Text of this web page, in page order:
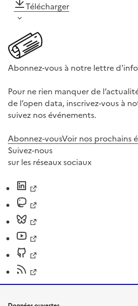
Télécharger
Abonnez-vous à notre lettre
Pour ne rien manquer de
de l’open data, inscrivez-vous à
suivez nos événements.
Abonnez-vousVoir nos prochains
Suivez-nous
sur les réseaux sociaux